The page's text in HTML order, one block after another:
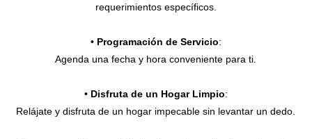
requerimientos específicos.
• Programación de Servicio:
Agenda una fecha y hora conveniente para ti.
• Disfruta de un Hogar Limpio:
Relájate y disfruta de un hogar impecable sin levantar un dedo.